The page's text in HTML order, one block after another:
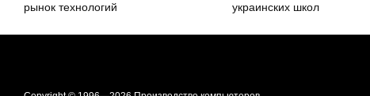
рынок технологий
украинских школ